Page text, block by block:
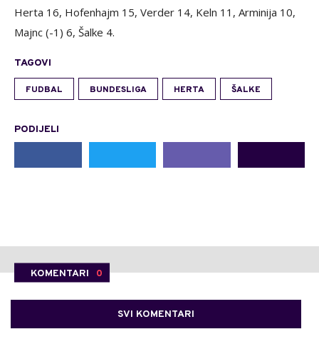
Herta 16, Hofenhajm 15, Verder 14, Keln 11, Arminija 10,
Majnc (-1) 6, Šalke 4.
TAGOVI
FUDBAL BUNDESLIGA HERTA ŠALKE
PODIJELI
KOMENTARI 0
SVI KOMENTARI